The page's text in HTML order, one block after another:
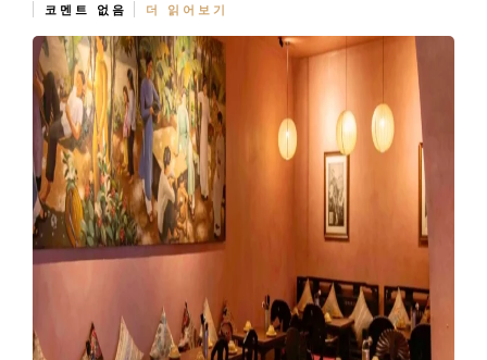
코멘트 없음
더 읽어보기